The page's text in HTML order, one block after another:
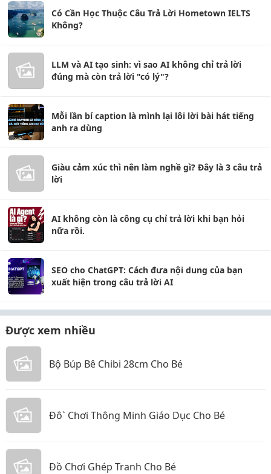
Có Cần Học Thuộc Câu Trả Lời Hometown IELTS
Không?
LLM và AI tạo sinh: vì sao AI không chỉ trả lời
đúng mà còn trả lời "có lý"?
Mỗi lần bí caption là mình lại lôi lời bài hát tiếng
anh ra dùng
Giàu cảm xúc thì nên làm nghề gì? Đây là 3 câu trả
lời
AI không còn là công cụ chỉ trả lời khi bạn hỏi
nữa rồi.
SEO cho ChatGPT: Cách đưa nội dung của bạn
xuất hiện trong câu trả lời AI
Được xem nhiều
Bộ Búp Bê Chibi 28cm Cho Bé
Đô` Chơi Thông Minh Giáo Dục Cho Bé
Đồ Chơi Ghép Tranh Cho Bé